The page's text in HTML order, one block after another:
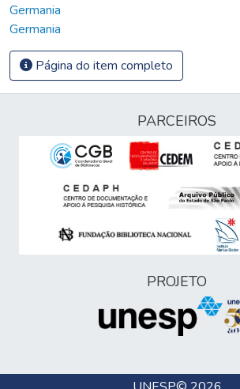
Germania
Germania
Página do item completo
PARCEIROS
PROJETO